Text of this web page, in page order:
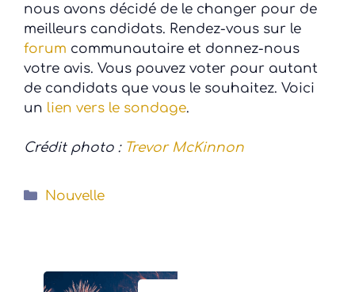
nous avons décidé de le changer pour de
meilleurs candidats. Rendez-vous sur le
forum communautaire et donnez-nous
votre avis. Vous pouvez voter pour autant
de candidats que vous le souhaitez. Voici
un lien vers le sondage.
Crédit photo : Trevor McKinnon
Catégories
Nouvelle